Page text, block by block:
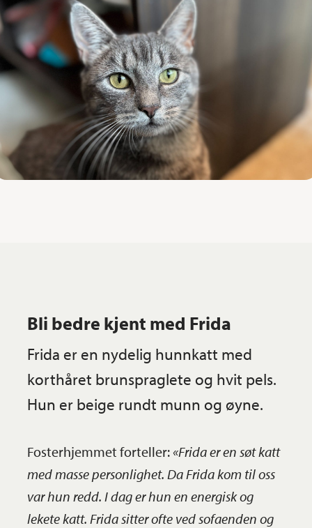
Bli bedre kjent med Frida
Frida er en nydelig hunnkatt med
korthåret brunspraglete og hvit pels.
Hun er beige rundt munn og øyne.
Fosterhjemmet forteller:«Frida er en søt katt
med masse personlighet. Da Frida kom til oss
var hun redd. I dag er hun en energisk og
lekete katt. Frida sitter ofte ved sofaenden og